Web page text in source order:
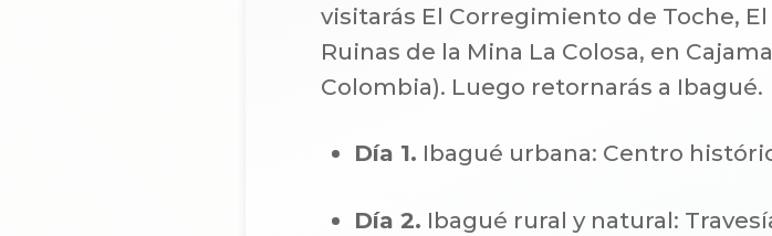
visitarás El Corregimiento de Toche,
Ruinas de la Mina La Colosa, en
Colombia). Luego retornarás a Ibagué.
Día 1. Ibagué urbana: Centro
Día 2. Ibagué rural y natural: